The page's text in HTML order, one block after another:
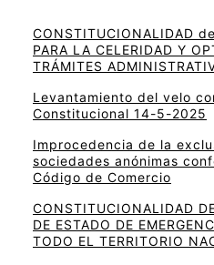
CONSTITUCIONALIDAD
PARA LA CELERIDAD Y
TRÁMITES
Levantamiento del velo
Constitucional 14-5-2025
Improcedencia de la
sociedades anónimas
Código de Comercio
CONSTITUCIONALIDAD
DE ESTADO DE
TODO EL TERRITORIO